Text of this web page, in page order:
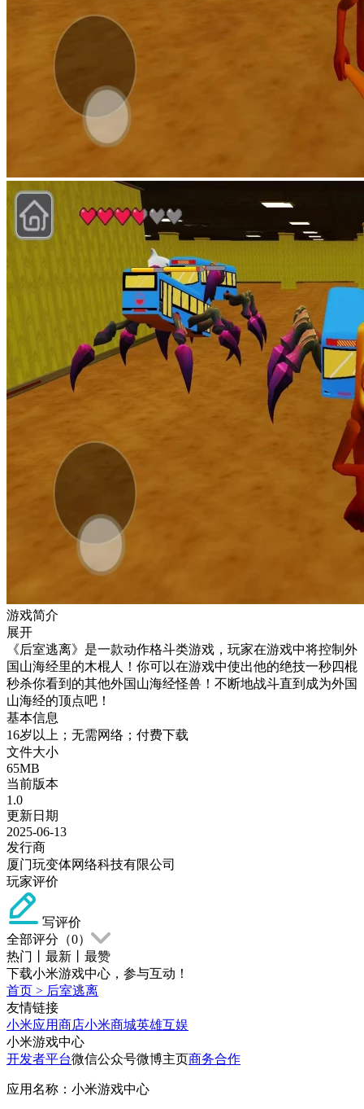
游戏简介
展开
《后室逃离》是一款动作格斗类游戏，玩家在游戏中将控制外
国山海经里的木棍人！你可以在游戏中使出他的绝技一秒四棍
秒杀你看到的其他外国山海经怪兽！不断地战斗直到成为外国
山海经的顶点吧！
基本信息
16岁以上；无需网络；付费下载
文件大小
65MB
当前版本
1.0
更新日期
2025-06-13
发行商
厦门玩变体网络科技有限公司
玩家评价
写评价
全部评分（0）
热门
最新
最赞
下载小米游戏中心，参与互动！
首页 > 后室逃离
友情链接
小米应用商店小米商城英雄互娱
小米游戏中心
开发者平台微信公众号微博主页商务合作
应用名称：小米游戏中心